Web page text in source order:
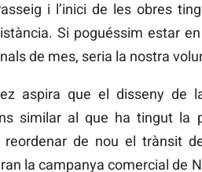
i l’inici de les obres
Si poguéssim estar
de mes, seria la nostra
aspira que el disseny de
similar al que ha tingut la
reordenar de nou el trànsit
la campanya comercial de